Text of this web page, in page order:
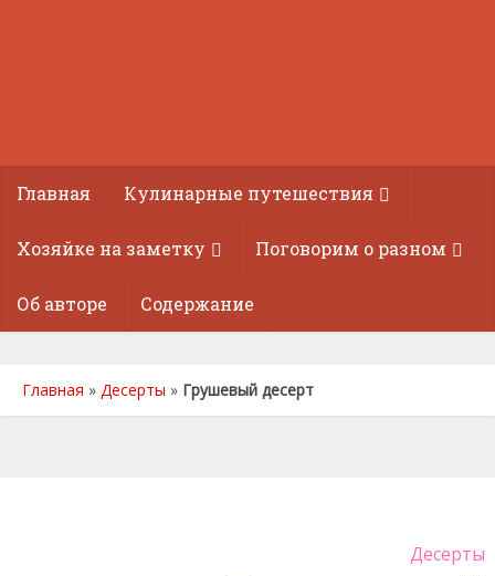
Главная Кулинарные путешествия
Хозяйке на заметку Поговорим о разном
Об авторе Содержание
Главная » Десерты » Грушевый десерт
Десерты